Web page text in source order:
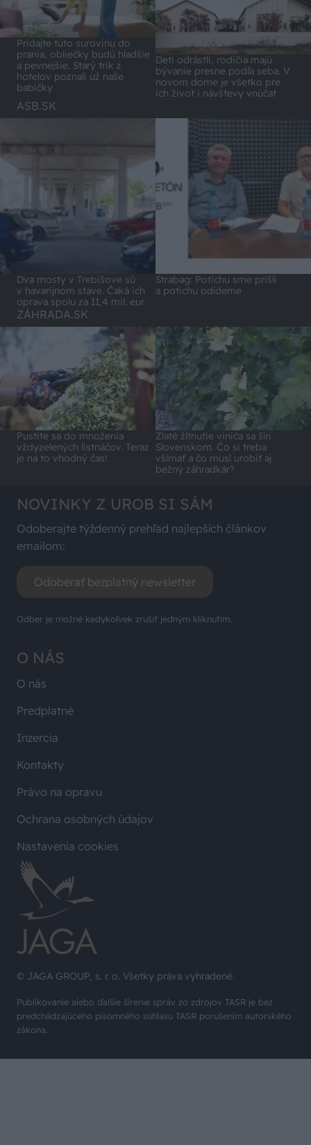
Pridajte túto surovinu do
prania, obliečky budú hladšie
a pevnejšie. Starý trik z
hotelov poznali už naše
babičky
Deti odrástli, rodičia majú
bývanie presne podľa seba. V
novom dome je všetko pre
ich život i návštevy vnúčat
ASB.SK
Dva mosty v Trebišove sú
v havarijnom stave. Čaká ich
oprava spolu za 11,4 mil. eur
Strabag: Potichu sme prišli
a potichu odídeme
ZÁHRADA.SK
Pustite sa do množenia
vždyzelených listnáčov. Teraz
je na to vhodný čas!
Zlaté žltnutie viniča sa šíri
Slovenskom. Čo si treba
všímať a čo musí urobiť aj
bežný záhradkár?
© JAGA GROUP, s. r. o. Všetky práva vyhradené.
Publikovanie alebo ďalšie šírenie správ zo zdrojov TASR je bez
predchádzajúceho písomného súhlasu TASR porušením autorského
zákona.
O NÁS
O nás
Predplatné
Inzercia
Kontakty
Právo na opravu
Ochrana osobných údajov
Nastavenia cookies
NOVINKY Z UROB SI SÁM
Odoberajte týždenný prehľad najlepších článkov
emailom:
Odoberať bezplatný newsletter
Odber je možné kedykoľvek zrušiť jedným kliknutím.